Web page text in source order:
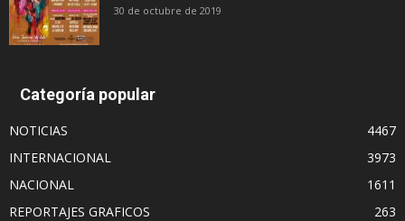
30 de octubre de 2019
Categoría popular
NOTICIAS
4467
INTERNACIONAL
3973
NACIONAL
1611
REPORTAJES GRAFICOS
263